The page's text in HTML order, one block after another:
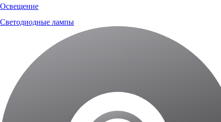
Освещение
Светодиодные лампы